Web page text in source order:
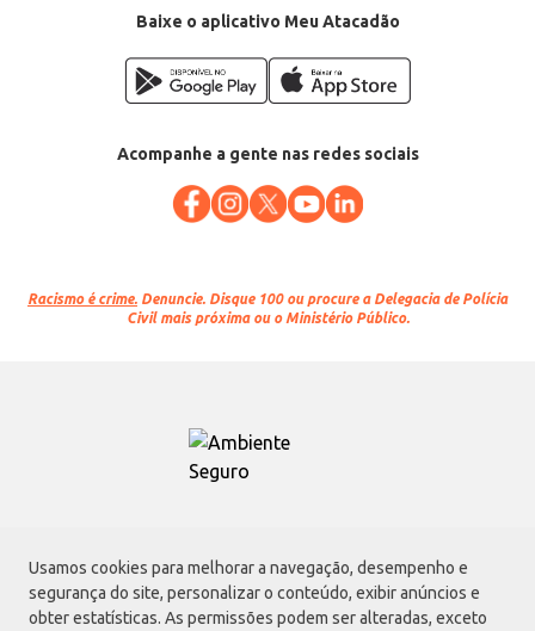
Usamos cookies para melhorar a navegação, desempenho e
segurança do site, personalizar o conteúdo, exibir anúncios e
obter estatísticas. As permissões podem ser alteradas, exceto
Baixe o aplicativo Meu Atacadão
Acompanhe a gente nas redes sociais
Racismo é crime. Denuncie. Disque 100 ou procure a Delegacia de Polícia
Civil mais próxima ou o Ministério Público.
Atacadão S.A.
Avenida Morvan Dias de Figueiredo, 6169, Vila Maria, São Paulo - SP | CEP
02170-901 | CNPJ: 75.315.333/0001-09